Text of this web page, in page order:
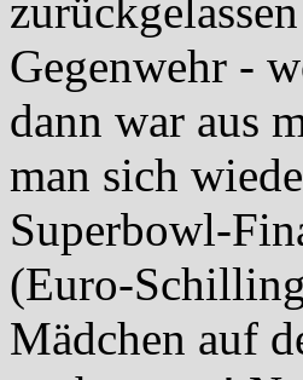
Gegenwehr -
dann war aus
man sich
Superbowl-
(Euro-
Mädchen auf